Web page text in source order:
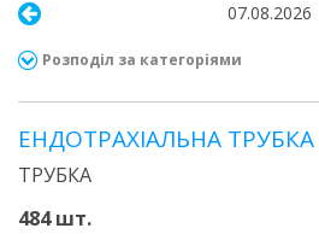
07.08.2026
Розподіл за категоріями
ЕНДОТРАХІАЛЬНА ТРУБКА
ТРУБКА
484 шт.